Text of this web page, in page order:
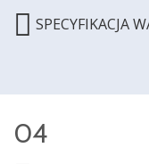
SPECYFIKACJA
04